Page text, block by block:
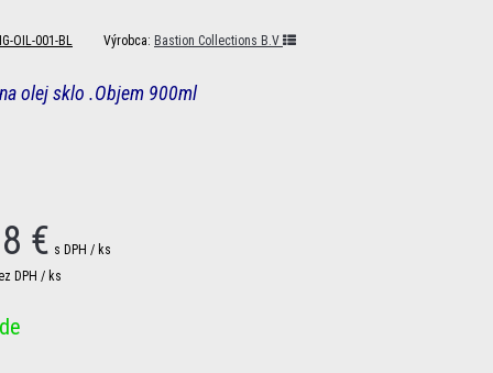
OIL-001-BL Výrobca: Bastion Collections B.V
olej sklo .Objem 900ml
€ s DPH / ks
DPH / ks